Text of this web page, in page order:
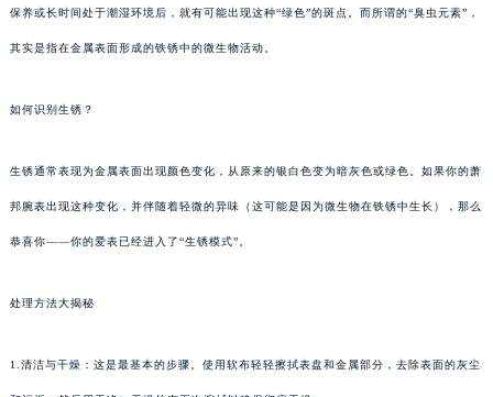
保养或长时间处于潮湿环境后，就有可能出现这种“绿色”的斑点。而所谓的“臭虫元素”，
其实是指在金属表面形成的铁锈中的微生物活动。
如何识别生锈？
生锈通常表现为金属表面出现颜色变化，从原来的银白色变为暗灰色或绿色。如果你的萧
邦腕表出现这种变化，并伴随着轻微的异味（这可能是因为微生物在铁锈中生长），那么
恭喜你——你的爱表已经进入了“生锈模式”。
处理方法大揭秘
1.清洁与干燥：这是最基本的步骤。使用软布轻轻擦拭表盘和金属部分，去除表面的灰尘